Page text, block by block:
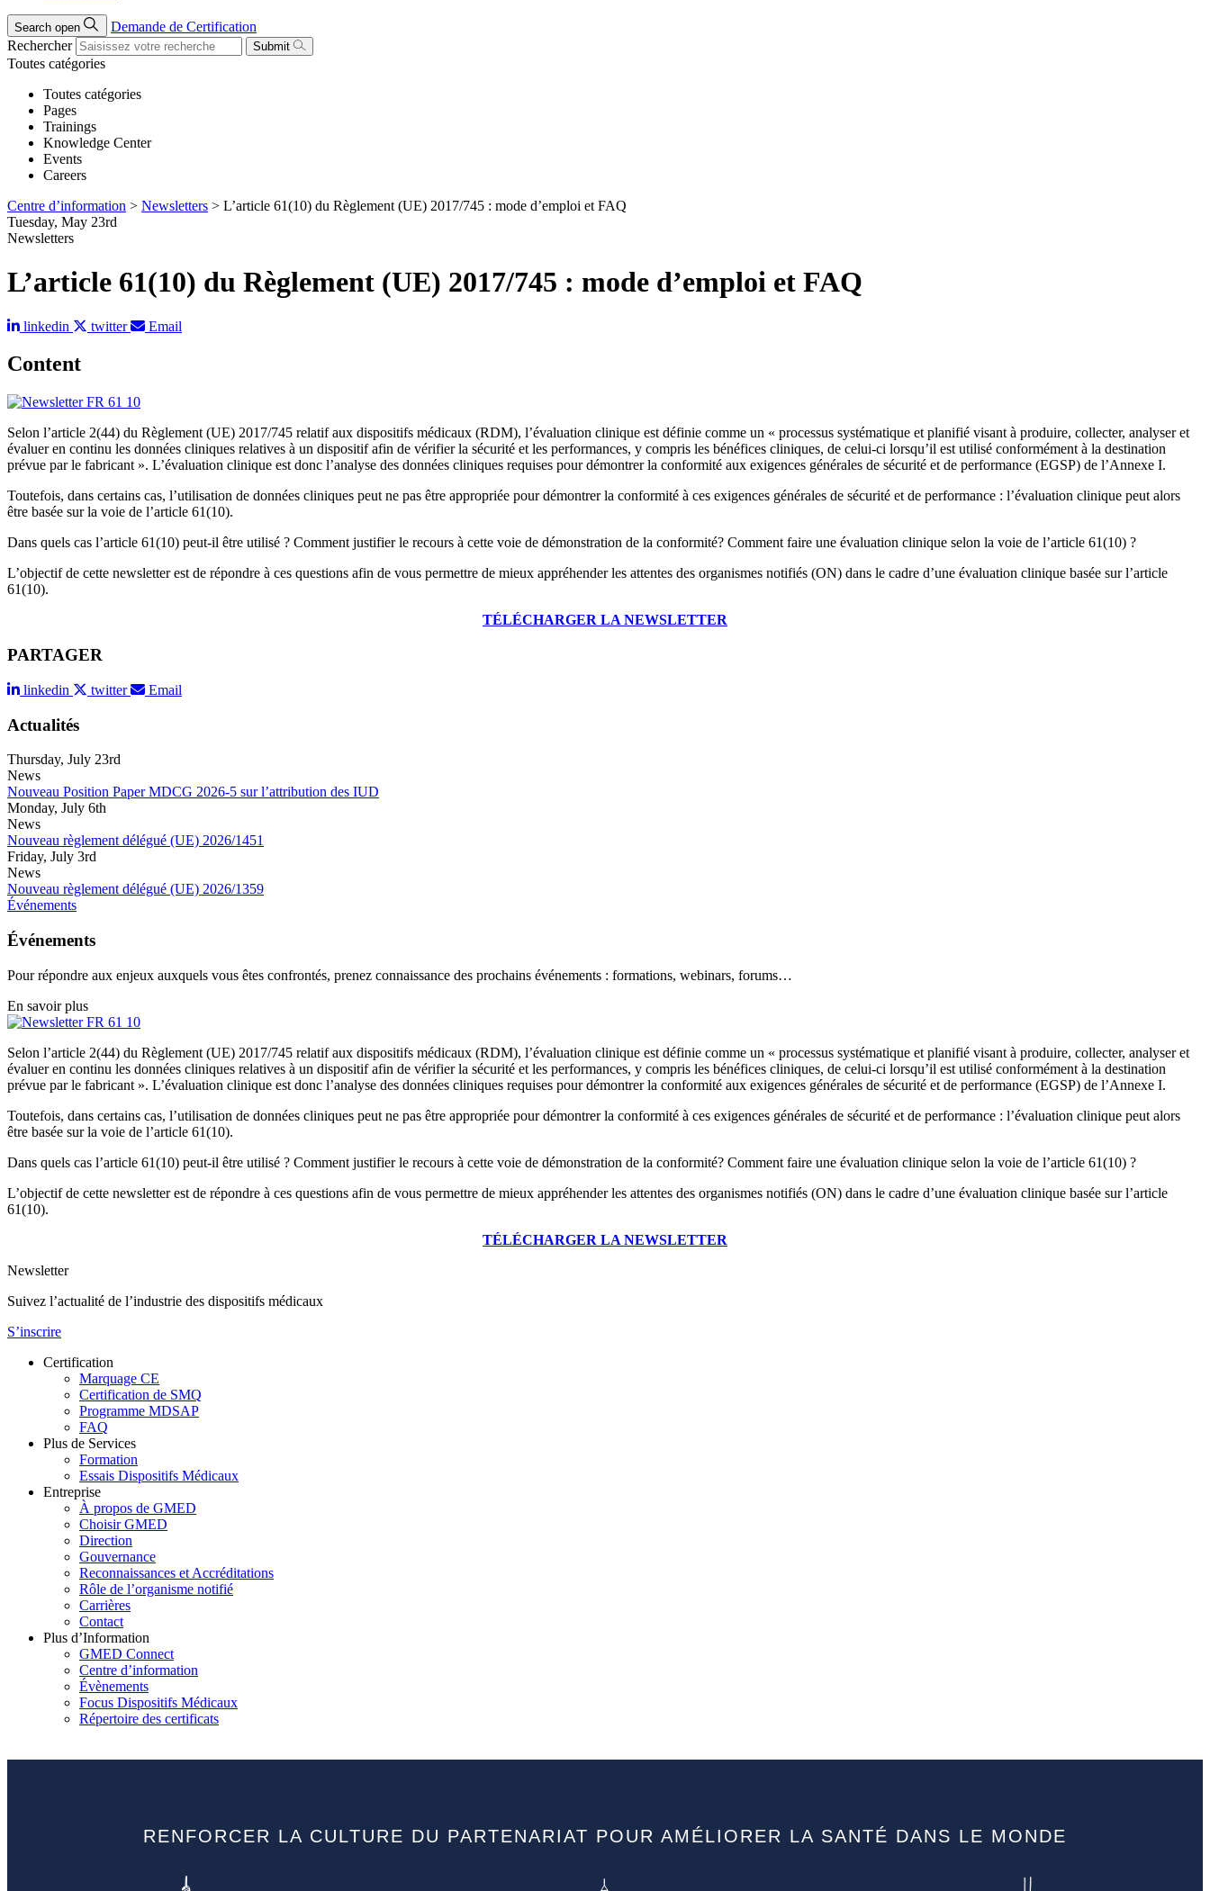
Search open
Demande de Certification
Rechercher
Submit
Toutes catégories
Toutes catégories
Pages
Trainings
Knowledge Center
Events
Careers
Centre d’information > Newsletters > L’article 61(10) du Règlement (UE) 2017/745 : mode d’emploi et FAQ
Tuesday, May 23rd
Newsletters
L’article 61(10) du Règlement (UE) 2017/745 : mode d’emploi et FAQ
linkedin twitter Email
Content
Selon l’article 2(44) du Règlement (UE) 2017/745 relatif aux dispositifs médicaux (RDM), l’évaluation clinique est définie comme un « processus systématique et planifié visant à produire, collecter, analyser et
évaluer en continu les données cliniques relatives à un dispositif afin de vérifier la sécurité et les performances, y compris les bénéfices cliniques, de celui-ci lorsqu’il est utilisé conformément à la destination
prévue par le fabricant ». L’évaluation clinique est donc l’analyse des données cliniques requises pour démontrer la conformité aux exigences générales de sécurité et de performance (EGSP) de l’Annexe I.
Toutefois, dans certains cas, l’utilisation de données cliniques peut ne pas être appropriée pour démontrer la conformité à ces exigences générales de sécurité et de performance : l’évaluation clinique peut alors
être basée sur la voie de l’article 61(10).
Dans quels cas l’article 61(10) peut-il être utilisé ? Comment justifier le recours à cette voie de démonstration de la conformité? Comment faire une évaluation clinique selon la voie de l’article 61(10) ?
L’objectif de cette newsletter est de répondre à ces questions afin de vous permettre de mieux appréhender les attentes des organismes notifiés (ON) dans le cadre d’une évaluation clinique basée sur l’article
61(10).
TÉLÉCHARGER LA NEWSLETTER
PARTAGER
linkedin twitter Email
Actualités
Thursday, July 23rd
News
Nouveau Position Paper MDCG 2026-5 sur l’attribution des IUD
Monday, July 6th
News
Nouveau règlement délégué (UE) 2026/1451
Friday, July 3rd
News
Nouveau règlement délégué (UE) 2026/1359
Événements
Événements
Pour répondre aux enjeux auxquels vous êtes confrontés, prenez connaissance des prochains événements : formations, webinars, forums…
En savoir plus
Selon l’article 2(44) du Règlement (UE) 2017/745 relatif aux dispositifs médicaux (RDM), l’évaluation clinique est définie comme un « processus systématique et planifié visant à produire, collecter, analyser et
évaluer en continu les données cliniques relatives à un dispositif afin de vérifier la sécurité et les performances, y compris les bénéfices cliniques, de celui-ci lorsqu’il est utilisé conformément à la destination
prévue par le fabricant ». L’évaluation clinique est donc l’analyse des données cliniques requises pour démontrer la conformité aux exigences générales de sécurité et de performance (EGSP) de l’Annexe I.
Toutefois, dans certains cas, l’utilisation de données cliniques peut ne pas être appropriée pour démontrer la conformité à ces exigences générales de sécurité et de performance : l’évaluation clinique peut alors
être basée sur la voie de l’article 61(10).
Dans quels cas l’article 61(10) peut-il être utilisé ? Comment justifier le recours à cette voie de démonstration de la conformité? Comment faire une évaluation clinique selon la voie de l’article 61(10) ?
L’objectif de cette newsletter est de répondre à ces questions afin de vous permettre de mieux appréhender les attentes des organismes notifiés (ON) dans le cadre d’une évaluation clinique basée sur l’article
61(10).
TÉLÉCHARGER LA NEWSLETTER
Newsletter
Suivez l’actualité de l’industrie des dispositifs médicaux
S’inscrire
Certification
Marquage CE
Certification de SMQ
Programme MDSAP
FAQ
Plus de Services
Formation
Essais Dispositifs Médicaux
Entreprise
À propos de GMED
Choisir GMED
Direction
Gouvernance
Reconnaissances et Accréditations
Rôle de l’organisme notifié
Carrières
Contact
Plus d’Information
GMED Connect
Centre d’information
Évènements
Focus Dispositifs Médicaux
Répertoire des certificats
RENFORCER LA CULTURE DU PARTENARIAT POUR AMÉLIORER LA SANTÉ DANS LE MONDE